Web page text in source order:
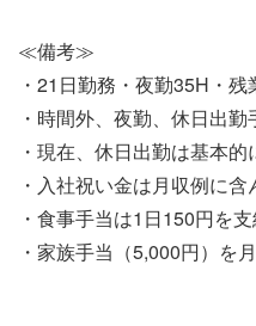
≪備考≫
・21日勤務・夜勤35H・
・時間外、夜勤、休日出
・現在、休日出勤は基本的
・入社祝い金は月収例に含
・食事手当は1日150円を支
・家族手当（5,000円）を